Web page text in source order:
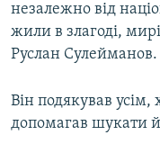
незалежно від
жили в злагоді,
Руслан Сулейманов.
Він подякував усім,
допомагав шукати